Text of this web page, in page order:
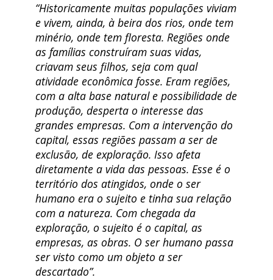
“Historicamente muitas populações viviam
e vivem, ainda, à beira dos rios, onde tem
minério, onde tem floresta. Regiões onde
as famílias construíram suas vidas,
criavam seus filhos, seja com qual
atividade econômica fosse. Eram regiões,
com a alta base natural e possibilidade de
produção, desperta o interesse das
grandes empresas. Com a intervenção do
capital, essas regiões passam a ser de
exclusão, de exploração. Isso afeta
diretamente a vida das pessoas. Esse é o
território dos atingidos, onde o ser
humano era o sujeito e tinha sua relação
com a natureza. Com chegada da
exploração, o sujeito é o capital, as
empresas, as obras. O ser humano passa
ser visto como um objeto a ser
descartado”.